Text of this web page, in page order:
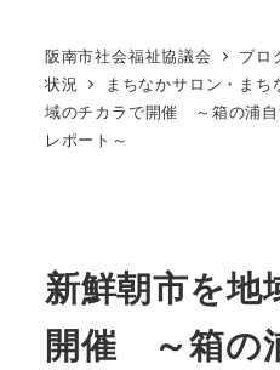
阪南市社会福祉協議会 ブロ
状況
まちなかサロン・まち
域のチカラで開催 ～箱の浦
レポート～
新鮮朝市を
開催 ～箱の